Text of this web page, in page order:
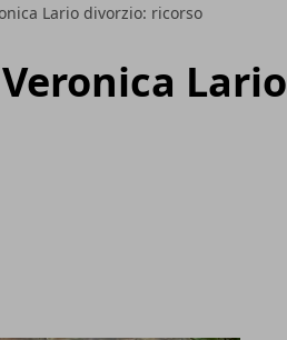
Lario divorzio: ricorso
Lario